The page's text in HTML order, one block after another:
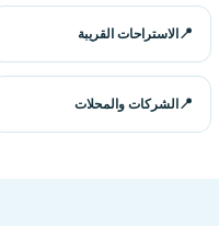
الاستراحات القريبة
الشركات والمحلات